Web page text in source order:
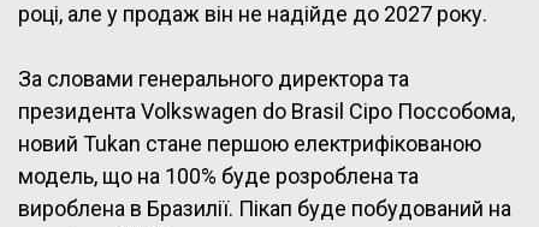
році, але у продаж він не надійде до 2027 року.
За словами генерального директора та
президента Volkswagen do Brasil Сіро Поссобома,
новий Tukan стане першою електрифікованою
модель, що на 100% буде розроблена та
вироблена в Бразилії. Пікап буде побудований на